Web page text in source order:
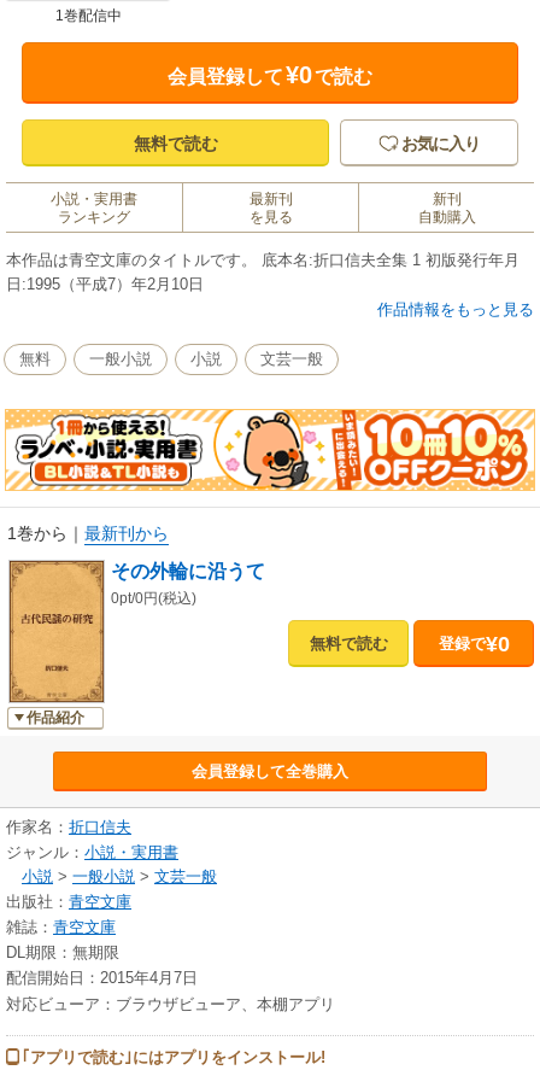
1巻配信中
会員登録して¥0で読む
無料で読む お気に入り
小説・実用書
ランキング
最新刊
を見る
新刊
自動購入
本作品は青空文庫のタイトルです。 底本名:折口信夫全集 1 初版発行年月
日:1995（平成7）年2月10日
作品情報をもっと見る
無料 一般小説 小説 文芸一般
1巻から ｜ 最新刊から
作品紹介
その外輪に沿うて
0pt/0円(税込)
無料で読む 登録で¥0
会員登録して全巻購入
作家名： 折口信夫
ジャンル： 小説・実用書
小説 > 一般小説 > 文芸一般
出版社： 青空文庫
雑誌： 青空文庫
DL期限：無期限
配信開始日：2015年4月7日
対応ビューア：ブラウザビューア、本棚アプリ
｢アプリで読む｣にはアプリをインストール!